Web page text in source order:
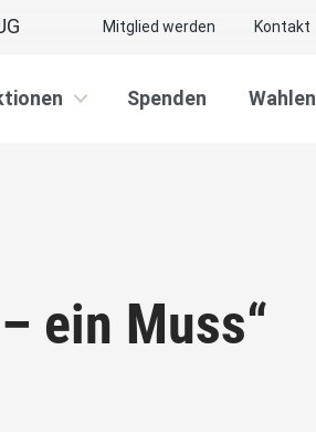
Mitglied werden Kontakt
Spenden Wahlen
ein Muss“